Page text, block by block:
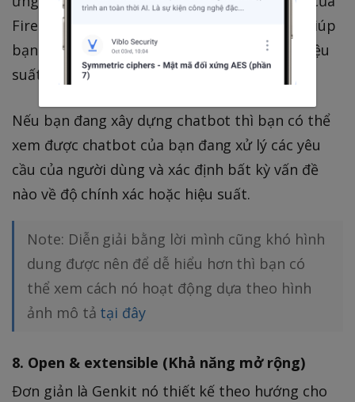
Firebase và các mô hình học máy. Điều này giúp
bạn gỡ lỗi ứng dụng của mình và cải thiện hiệu
suất.
Nếu bạn đang xây dựng chatbot thì bạn có thể
xem được chatbot của bạn đang xử lý các yêu
cầu của người dùng và xác định bất kỳ vấn đề
nào về độ chính xác hoặc hiệu suất.
Note: Diễn giải bằng lời mình cũng khó hình
dung được nên để dễ hiểu hơn thì bạn có
thể xem cách nó hoạt động dựa theo hình
ảnh mô tả tại đây
8. Open & extensible (Khả năng mở rộng)
Đơn giản là Genkit nó thiết kế theo hướng cho